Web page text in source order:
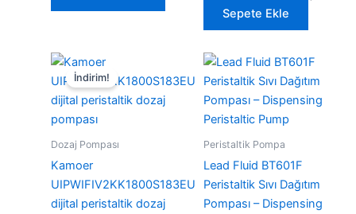
₺32.000,00.
Sepete Ekle
İndirim!
Dozaj Pompası
Kamoer
UIPWIFIV2KK1800S183EU
dijital peristaltik dozaj
Peristaltik Pompa
Lead Fluid BT601F
Peristaltik Sıvı Dağıtım
Pompası – Dispensing